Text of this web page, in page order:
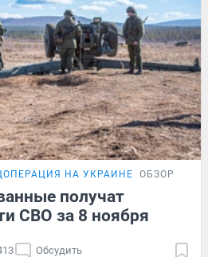
НА УКРАИНЕ ОБЗОР
получат
СВО за 8 ноября
Обсудить